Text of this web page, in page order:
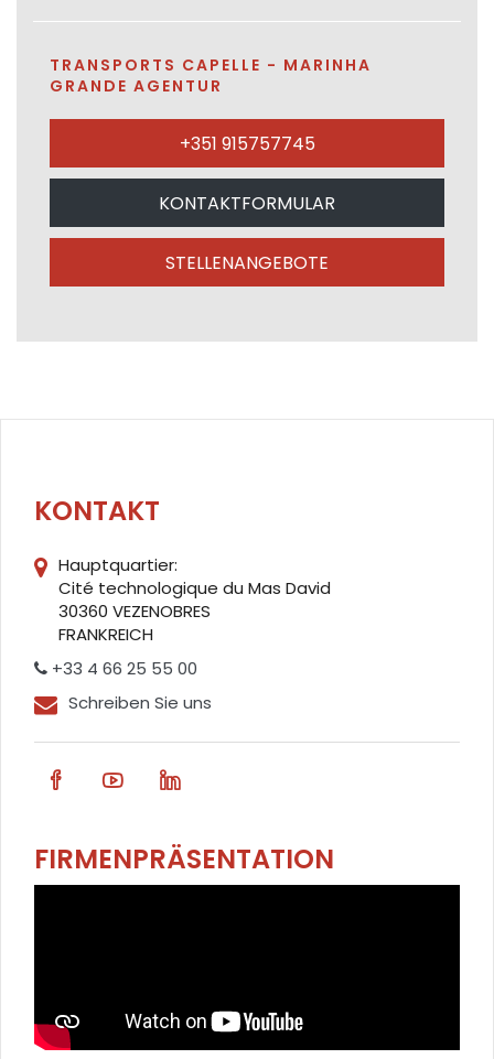
TRANSPORTS CAPELLE - MARINHA
GRANDE AGENTUR
+351 915757745
KONTAKTFORMULAR
STELLENANGEBOTE
KONTAKT
Hauptquartier:
Cité technologique du Mas David
30360 VEZENOBRES
FRANKREICH
+33 4 66 25 55 00
Schreiben Sie uns
FIRMENPRÄSENTATION